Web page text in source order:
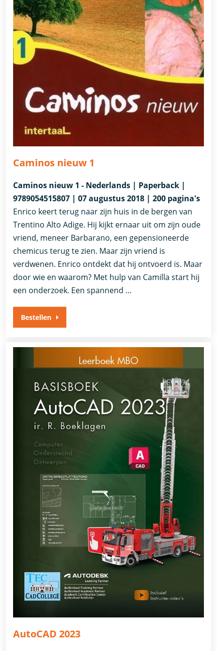
Caminos nieuw 1
Caminos nieuw 1 - Nederlands | Paperback |
9789054515807 | 07 augustus 2018 | 200 pagina's
Enrico keert terug naar zijn huis in de bergen van
Trentino Alto Adige. Hij kijkt ernaar uit om zijn oude
vriend, meneer Barbarano, een gepensioneerde
chemicus terug te zien. Maar zijn vriend is
verdwenen. Enrico ontdekt dat hij ontvoerd is. Maar
door wie en waarom? Met hulp van Camilla start hij
een onderzoek. Een spannend …
Bestellen
AutoCAD 2023